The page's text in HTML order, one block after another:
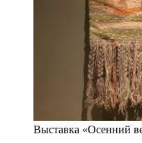
Выставка «Осенний